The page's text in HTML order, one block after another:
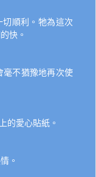
順利。牠為這次
快。
毫不猶豫地再次使
的愛心貼紙。
。